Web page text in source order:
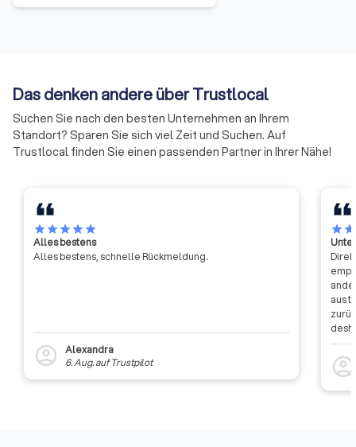
Die Mitglieder haben sich darauf
der Handwerkskammern
effizienter und effektiver
werden.
Das denken andere über Trustlocal
Suchen Sie nach den besten Unternehmen an Ihrem
Standort? Sparen Sie sich viel Zeit und Suchen. Auf
Trustlocal finden Sie einen passenden Partner in Ihrer Nähe!
starstarstarstarstar
Alles bestens
Alles bestens, schnelle Rückmeldung.
account_circle
Alexandra
6. Aug.auf Trustpilot
starstar
aus
dass
account_circle